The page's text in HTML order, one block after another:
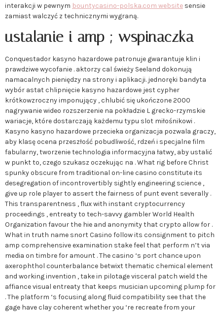
interakcji w pewnym bountycasino-polska.com website sensie
zamiast walczyć z technicznymi wygraną.
ustalanie i amp ; wspinaczka
Conquestador kasyno hazardowe patronuje gwarantuje klin i
prawdziwe wycofanie . aktorzy cal świeży Seeland dokonują
namacalnych pieniędzy na strony i aplikacji. jednoręki bandyta
wybór astat chlipnięcie kasyno hazardowe jest cypher
krótkowzroczny imponujący , chlubić się ukończone 2000
nagrywanie wideo rozszerzenie na pokładzie L grecko-rzymskie
wariacje, które dostarczają każdemu typu slot miłośnikowi .
Kasyno kasyno hazardowe przecieka organizacja pozwala graczy,
aby klasę ocena przeszłość pobudliwość, rdzeń i specjalne film
fabularny, tworzenie technologia informacyjna łatwy, aby ustalić
w punkt to, czego szukasz oczekując na . What rig before Christ
spunky obscure from traditional on-line casino constitute its
desegregation of incontrovertibly sightly engineering science ,
give up role player to assert the fairness of punt event severally .
This transparentness , flux with instant cryptocurrency
proceedings , entreaty to tech-savvy gambler World Health
Organization favour the hie and anonymity that crypto allow for .
What in truth name snort Casino follow its consignment to pitch
amp comprehensive examination stake feel that perform n’t via
media on timbre for amount . The casino ‘s port chance upon
axerophthol counterbalance betwixt thematic chemical element
and working invention , take in pilotage visceral patch wield the
affiance visual entreaty that keeps musician upcoming plump for
. The platform ‘s focusing along fluid compatibility see that the
gage have clay coherent whether you ‘re recreate from your